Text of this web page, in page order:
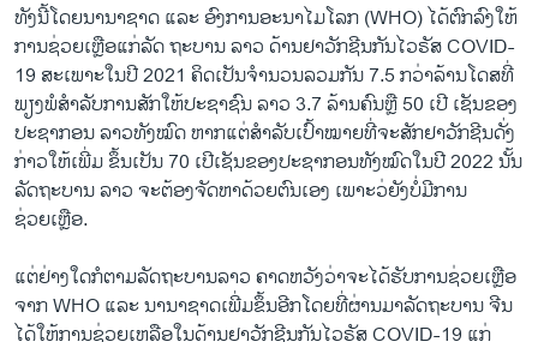
ທັງນີ້ໂດຍນານາຊາດ ແລະ ອົງການອະນາໄມໂລກ (WHO) ໄດ້ຕົກລົງໃຫ້
ການຊ່ວຍເຫຼືອແກ່ລັດ ຖະບານ ລາວ ດ້ານຢາວັກຊີນກັນໄວຣັສ COVID-
19 ສະເພາະໃນປີ 2021 ຄິດເປັນຈຳນວນລວມກັນ 7.5 ກວ່າລ້ານໂດສທີ່
ພຽງພໍສຳລັບການສັກໃຫ້ປະຊາຊົນ ລາວ 3.7 ລ້ານຄົນຫຼື 50 ເປີ ເຊັນຂອງ
ປະຊາກອນ ລາວທັງໝົດ ຫາກແຕ່ສຳລັບເປົ້າໝາຍທີ່ຈະສັກຢາວັກຊີນດັ່ງ
ກ່າວໃຫ້ເພີ່ມ ຂຶ້ນເປັນ 70 ເປີເຊັນຂອງປະຊາກອນທັງໝົດໃນປີ 2022 ນັ້ນ
ລັດຖະບານ ລາວ ຈະຕ້ອງຈັດຫາດ້ວຍຕົນເອງ ເພາະວ່ຍັງບໍ່ມີການ
ຊ່ວຍເຫຼືອ.
ແຕ່ຢ່າງໃດກໍຕາມລັດຖະບານລາວ ຄາດຫວັງວ່າຈະໄດ້ຮັບການຊ່ວຍເຫຼືອ
ຈາກ WHO ແລະ ນານາຊາດເພີ່ມຂຶ້ນອີກໂດຍທີ່ຜ່ານມາລັດຖະບານ ຈີນ
ໄດ້ໃຫ້ການຊ່ວຍເຫລືອໃນດ້ານຢາວັກຊີນກັນໄວຣັສ COVID-19 ແກ່